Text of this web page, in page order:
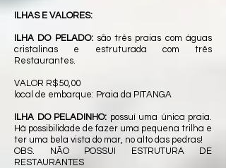
ILHAS E VALORES:
ILHA DO PELADO:são três praias com águas
cristalinas e estruturada com três
Restaurantes.
VALOR R$50,00
local de embarque: Praia da PITANGA
ILHA DO PELADINHO: possuí uma única praia.
Há possibilidade de fazer uma pequena trilha e
ter uma bela vista do mar, no alto das pedras!
OBS. NÃO POSSUI ESTRUTURA DE
RESTAURANTES